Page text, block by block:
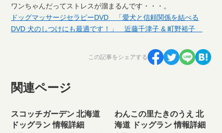
ワンちゃんだってストレスが溜まるんです・・・。
ドッグマッサージセラピーDVD 「愛犬と信頼関係を結べる
DVD 犬のしつけにも最適です！」 近藤千津子 & 町野裕子
この記事をシェアする
関連ページ
スコッチガーデン 北海道
ドッグラン 情報詳細
わんこの里たきのうえ 北
海道 ドッグラン 情報詳細